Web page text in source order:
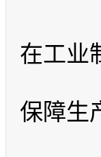
在工业
保障生